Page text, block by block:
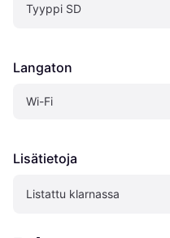
Tyyppi SD
Langaton
Wi-Fi
Lisätietoja
Listattu klarnassa